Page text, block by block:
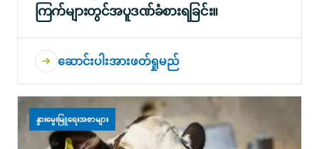
ကြက်များတွင်အပူဒဏ်ခံစားရခြင်း။
ဆောင်းပါးအားဖတ်ရှုမည်
နွားမွေးမြူရေးအစာများ